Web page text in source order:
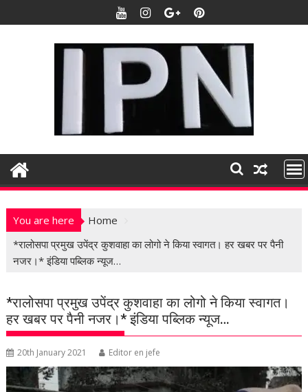
k
t
n
You are here
Home
*रालोसपा प्रमुख उपेंद्र कुशवाहा का लोगो ने किया स्वागत। हर खबर पर पैनी
नजर।* इंडिया पब्लिक न्यूज…
*रालोसपा प्रमुख उपेंद्र कुशवाहा का लोगो ने किया स्वागत।
हर खबर पर पैनी नजर।* इंडिया पब्लिक न्यूज…
20th January 2021 Editor en jefe